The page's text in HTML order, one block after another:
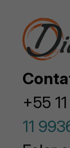
+55
11